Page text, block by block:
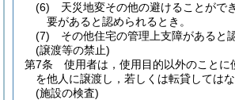
(6)
天災地変その他の避けることがで
要があると認められるとき。
(7)
その他住宅の管理上支障があると
(譲渡等の禁止)
第7条
使用者は，使用目的以外のことに
を他人に譲渡し，若しくは転貸してはな
(施設の検査)